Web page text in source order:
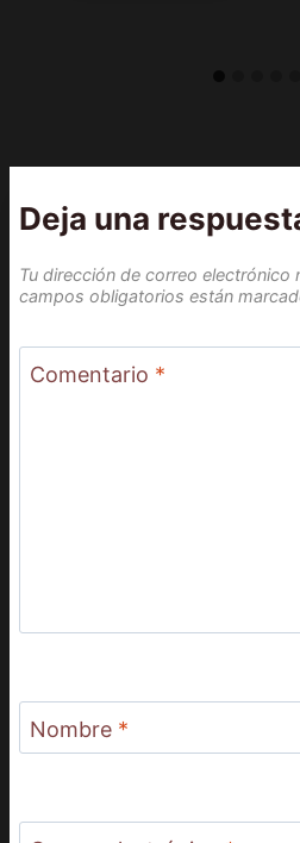
Deja una
Tu dirección de correo electrónico
campos obligatorios están
Comentario *
Nombre *